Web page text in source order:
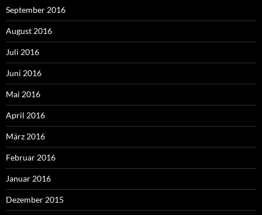
September 2016
August 2016
Juli 2016
Juni 2016
Mai 2016
April 2016
März 2016
Februar 2016
Januar 2016
Dezember 2015